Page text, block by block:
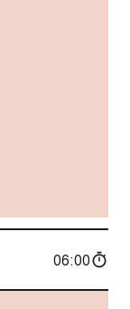
06:00